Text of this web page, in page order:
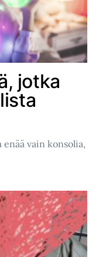
jotka
vain konsolia,